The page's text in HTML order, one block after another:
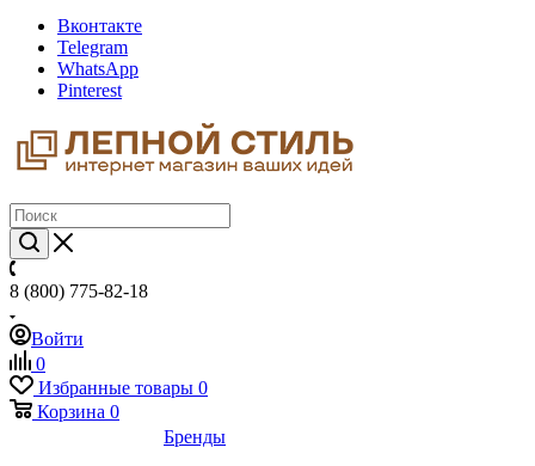
Вконтакте
Telegram
WhatsApp
Pinterest
8 (800) 775-82-18
Войти
0
Избранные товары 0
Корзина 0
Бренды